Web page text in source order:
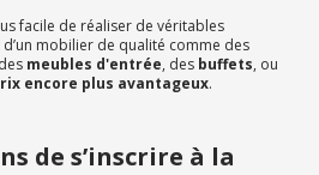
facile de réaliser de véritables
mobilier de qualité comme des
meubles d'entrée, des buffets, ou
encore plus avantageux.
de s’inscrire à la